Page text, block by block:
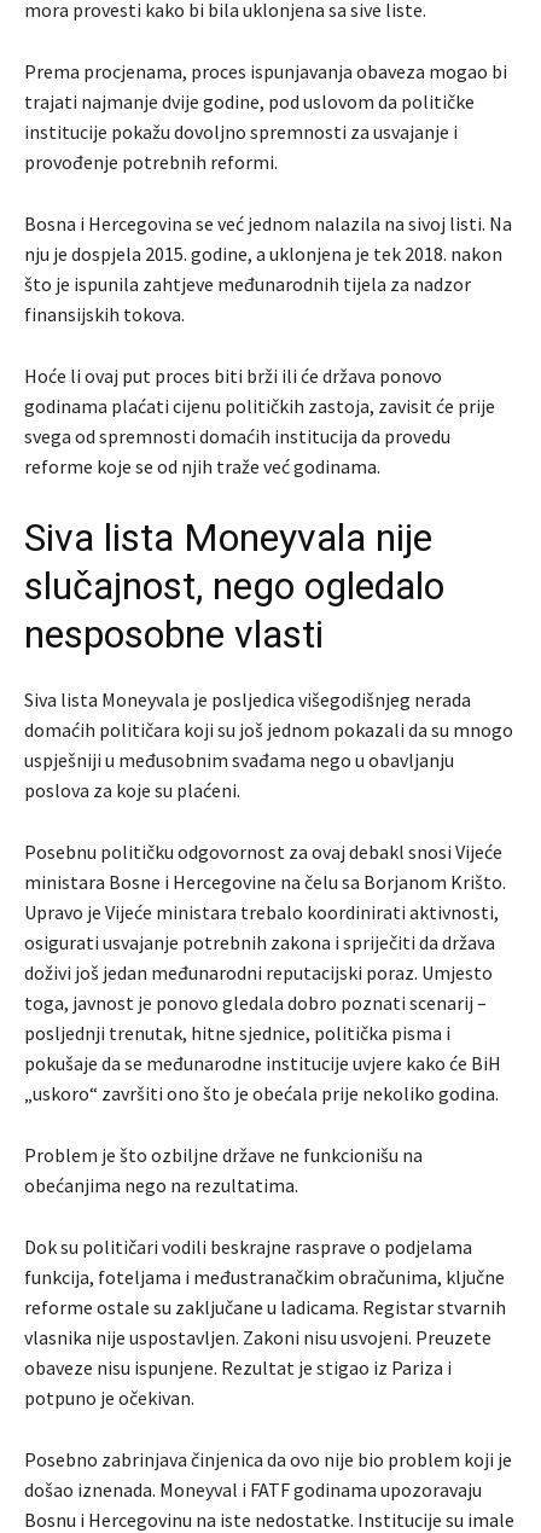
mora provesti kako bi bila uklonjena sa sive liste.
Prema procjenama, proces ispunjavanja obaveza mogao bi
trajati najmanje dvije godine, pod uslovom da političke
institucije pokažu dovoljno spremnosti za usvajanje i
provođenje potrebnih reformi.
Bosna i Hercegovina se već jednom nalazila na sivoj listi. Na
nju je dospjela 2015. godine, a uklonjena je tek 2018. nakon
što je ispunila zahtjeve međunarodnih tijela za nadzor
finansijskih tokova.
Hoće li ovaj put proces biti brži ili će država ponovo
godinama plaćati cijenu političkih zastoja, zavisit će prije
svega od spremnosti domaćih institucija da provedu
reforme koje se od njih traže već godinama.
Siva lista Moneyvala nije
slučajnost, nego ogledalo
nesposobne vlasti
Siva lista Moneyvala je posljedica višegodišnjeg nerada
domaćih političara koji su još jednom pokazali da su mnogo
uspješniji u međusobnim svađama nego u obavljanju
poslova za koje su plaćeni.
Posebnu političku odgovornost za ovaj debakl snosi Vijeće
ministara Bosne i Hercegovine na čelu sa Borjanom Krišto.
Upravo je Vijeće ministara trebalo koordinirati aktivnosti,
osigurati usvajanje potrebnih zakona i spriječiti da država
doživi još jedan međunarodni reputacijski poraz. Umjesto
toga, javnost je ponovo gledala dobro poznati scenarij –
posljednji trenutak, hitne sjednice, politička pisma i
pokušaje da se međunarodne institucije uvjere kako će BiH
„uskoro“ završiti ono što je obećala prije nekoliko godina.
Problem je što ozbiljne države ne funkcionišu na
obećanjima nego na rezultatima.
Dok su političari vodili beskrajne rasprave o podjelama
funkcija, foteljama i međustranačkim obračunima, ključne
reforme ostale su zaključane u ladicama. Registar stvarnih
vlasnika nije uspostavljen. Zakoni nisu usvojeni. Preuzete
obaveze nisu ispunjene. Rezultat je stigao iz Pariza i
potpuno je očekivan.
Posebno zabrinjava činjenica da ovo nije bio problem koji je
došao iznenada. Moneyval i FATF godinama upozoravaju
Bosnu i Hercegovinu na iste nedostatke. Institucije su imale